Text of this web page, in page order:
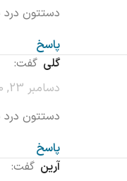
دستتون درد
پاسخ
گلی گفت:
دسامبر 23, 2020 در 2:54 ب.ظ
دستتون درد
پاسخ
آرین گفت: